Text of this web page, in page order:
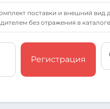
поставки и внешний вид
без отражения в
Регистрация